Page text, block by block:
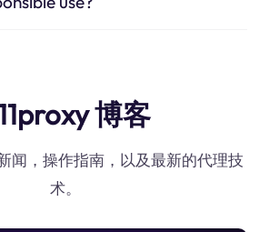
博客
闻，操作指南，以及最新的代理技
术。